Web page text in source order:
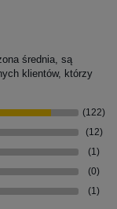
średnia, są
klientów, którzy
(122)
(12)
(1)
(0)
(1)